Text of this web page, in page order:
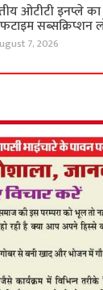
ओटीटी इनप्ले
सब्सक्रिप्शन
7, 2026